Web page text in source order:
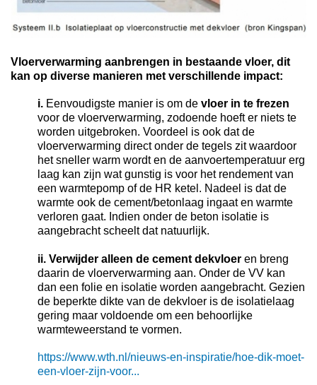
Vloerverwarming aanbrengen in bestaande vloer, dit
kan op diverse manieren met verschillende impact:
i.Eenvoudigste manier is om devloer in te frezen
voor de vloerverwarming, zodoende hoeft er niets te
worden uitgebroken. Voordeel is ook dat de
vloerverwarming direct onder de tegels zit waardoor
het sneller warm wordt en de aanvoertemperatuur erg
laag kan zijn wat gunstig is voor het rendement van
een warmtepomp of de HR ketel. Nadeel is dat de
warmte ook de cement/betonlaag ingaat en warmte
verloren gaat. Indien onder de beton isolatie is
aangebracht scheelt dat natuurlijk.
ii. Verwijder alleen de cement dekvloeren breng
daarin de vloerverwarming aan. Onder de VV kan
dan een folie en isolatie worden aangebracht. Gezien
de beperkte dikte van de dekvloer is de isolatielaag
gering maar voldoende om een behoorlijke
warmteweerstand te vormen.
https://www.wth.nl/nieuws-en-inspiratie/hoe-dik-moet-
een-vloer-zijn-voor...